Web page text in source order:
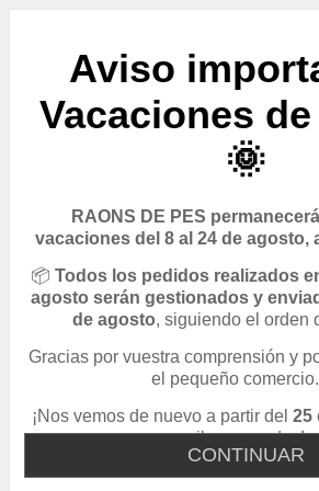
CONTINUAR
Aviso
Vacaciones
🌞
RAONS DE PES
vacaciones del 8 al 24 de agosto,
📦 Todos los pedidos realizados
agosto serán gestionados y
de agosto, siguiendo el orden
Gracias por vuestra comprensión y
el pequeño
¡Nos vemos de nuevo a partir del 25
pilas cargadas!